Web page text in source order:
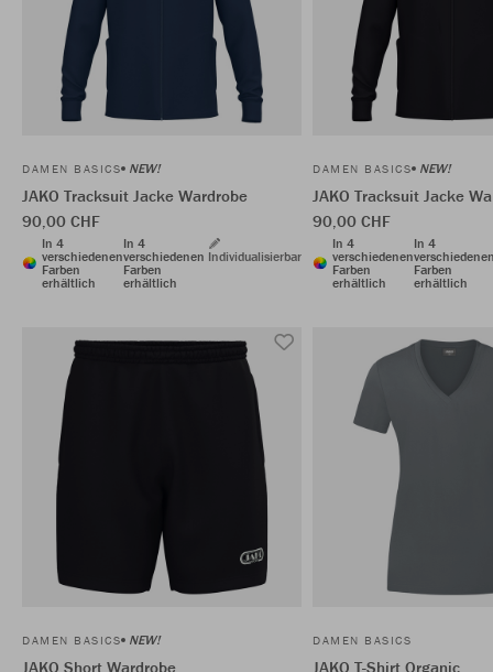
DAMEN BASICS NEW!
JAKO Tracksuit Jacke Wardrobe
90,00 CHF
In 4
verschiedenen
Farben
erhältlich
In 4
verschiedenen
Farben
erhältlich
Individualisierbar
DAMEN BASICS NEW!
JAKO Tracksuit Jacke
90,00 CHF
In 4
verschiedenen
Farben
erhältlich
In 4
Farben
erhältlich
DAMEN BASICS NEW!
JAKO Short Wardrobe
DAMEN BASICS
JAKO T-Shirt Organic